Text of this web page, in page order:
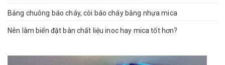
Bảng chuông báo cháy, còi báo cháy bằng nhựa mica
Nên làm biển đặt bàn chất liệu inoc hay mica tốt hơn?